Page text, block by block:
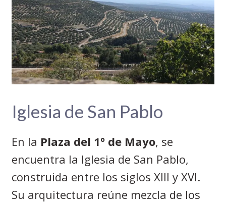
Iglesia de San Pablo
En la Plaza del 1º de Mayo, se
encuentra la Iglesia de San Pablo,
construida entre los siglos XIII y XVI.
Su arquitectura reúne mezcla de los